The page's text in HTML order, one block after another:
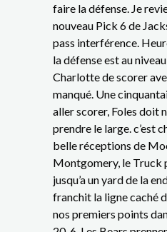
faire la défense. Je
nouveau Pick 6 de
pass interférence.
la défense est au
Charlotte de scorer
manqué. Une
aller scorer, Foles doit
prendre le large. c’est
belle réceptions de
Montgomery, le Truck
jusqu’a un yard de la
franchit la ligne caché
nos premiers points